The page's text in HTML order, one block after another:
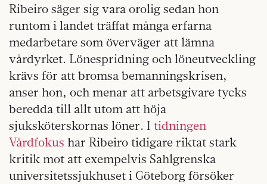
Ribeiro säger sig vara orolig sedan hon
runtom i landet träffat många erfarna
medarbetare som överväger att lämna
vårdyrket. Lönespridning och löneutveckling
krävs för att bromsa bemanningskrisen,
anser hon, och menar att arbetsgivare tycks
beredda till allt utom att höja
sjuksköterskornas löner. I tidningen
Vårdfokus har Ribeiro tidigare riktat stark
kritik mot att exempelvis Sahlgrenska
universitetssjukhuset i Göteborg försöker